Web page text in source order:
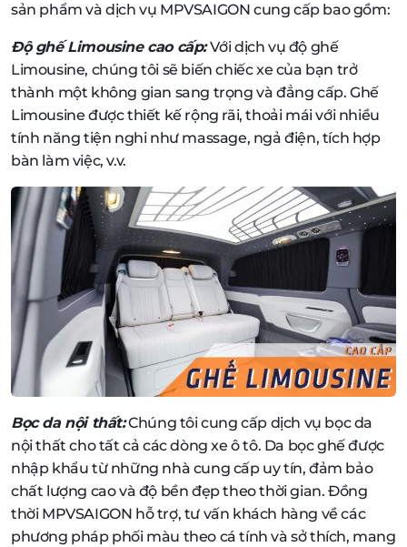
sản phẩm và dịch vụ MPVSAIGON cung cấp bao gồm:
Độ ghế Limousine cao cấp:Với dịch vụ độ ghế
Limousine, chúng tôi sẽ biến chiếc xe của bạn trở
thành một không gian sang trọng và đẳng cấp. Ghế
Limousine được thiết kế rộng rãi, thoải mái với nhiều
tính năng tiện nghi như massage, ngả điện, tích hợp
bàn làm việc, v.v.
Bọc da nội thất:Chúng tôi cung cấp dịch vụ bọc da
nội thất cho tất cả các dòng xe ô tô. Da bọc ghế được
nhập khẩu từ những nhà cung cấp uy tín, đảm bảo
chất lượng cao và độ bền đẹp theo thời gian. Đồng
thời MPVSAIGON hỗ trợ, tư vấn khách hàng về các
phương pháp phối màu theo cá tính và sở thích, mang